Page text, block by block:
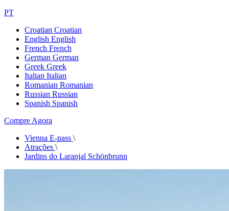
PT
Croatian Croatian
English English
French French
German German
Greek Greek
Italian Italian
Romanian Romanian
Russian Russian
Spanish Spanish
Compre Agora
Vienna E-pass \
Atrações \
Jardins do Laranjal Schönbrunn